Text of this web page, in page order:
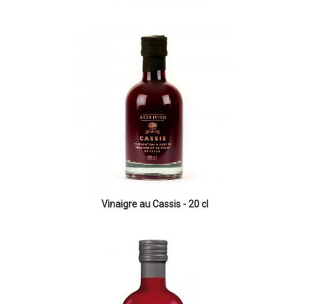
Vinaigre au Cassis - 20 cl